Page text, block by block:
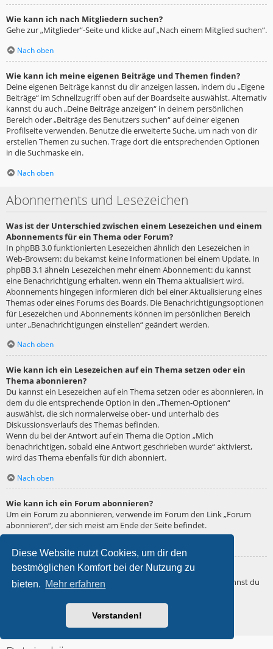
Diese Website nutzt Cookies, um dir den
bestmöglichen Komfort bei der Nutzung zu
bieten. Mehr erfahren
Verstanden!
Wie kann ich nach Mitgliedern suchen?
Gehe zur „Mitglieder“-Seite und klicke auf „Nach einem Mitglied suchen“.
Nach oben
Wie kann ich meine eigenen Beiträge und Themen finden?
Deine eigenen Beiträge kannst du dir anzeigen lassen, indem du „Eigene
Beiträge“ im Schnellzugriff oben auf der Boardseite auswählst. Alternativ
kannst du auch „Deine Beiträge anzeigen“ in deinem persönlichen
Bereich oder „Beiträge des Benutzers suchen“ auf deiner eigenen
Profilseite verwenden. Benutze die erweiterte Suche, um nach von dir
erstellen Themen zu suchen. Trage dort die entsprechenden Optionen
in die Suchmaske ein.
Nach oben
Abonnements und Lesezeichen
Was ist der Unterschied zwischen einem Lesezeichen und einem
Abonnements für ein Thema oder Forum?
In phpBB 3.0 funktionierten Lesezeichen ähnlich den Lesezeichen in
Web-Browsern: du bekamst keine Informationen bei einem Update. In
phpBB 3.1 ähneln Lesezeichen mehr einem Abonnement: du kannst
eine Benachrichtigung erhalten, wenn ein Thema aktualisiert wird.
Abonnements hingegen informieren dich bei einer Aktualisierung eines
Themas oder eines Forums des Boards. Die Benachrichtigungsoptionen
für Lesezeichen und Abonnements können im persönlichen Bereich
unter „Benachrichtigungen einstellen“ geändert werden.
Nach oben
Wie kann ich ein Lesezeichen auf ein Thema setzen oder ein
Thema abonnieren?
Du kannst ein Lesezeichen auf ein Thema setzen oder es abonnieren, in
dem du die entsprechende Option in den „Themen-Optionen“
auswählst, die sich normalerweise ober- und unterhalb des
Diskussionsverlaufs des Themas befinden.
Wenn du bei der Antwort auf ein Thema die Option „Mich
benachrichtigen, sobald eine Antwort geschrieben wurde“ aktivierst,
wird das Thema ebenfalls für dich abonniert.
Nach oben
Wie kann ich ein Forum abonnieren?
Um ein Forum zu abonnieren, verwende im Forum den Link „Forum
abonnieren“, der sich meist am Ende der Seite befindet.
Wie deaktiviere ich meine Abonnements?
Wenn du mehrere Abonnements deaktivieren möchtest, so kannst du
verwalten“ machen.